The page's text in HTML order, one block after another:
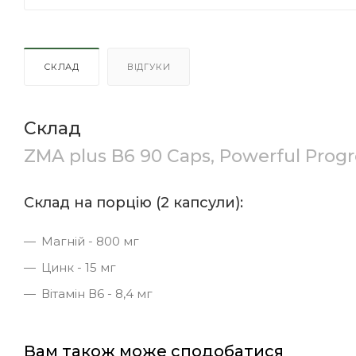
СКЛАД ВІДГУКИ
Склад
ZMA plus B6 90 Caps, Powerful
Склад на порцію (2 капсули):
Магній - 800 мг
Цинк - 15 мг
Вітамін В6 - 8,4 мг
Вам також може сподобатися